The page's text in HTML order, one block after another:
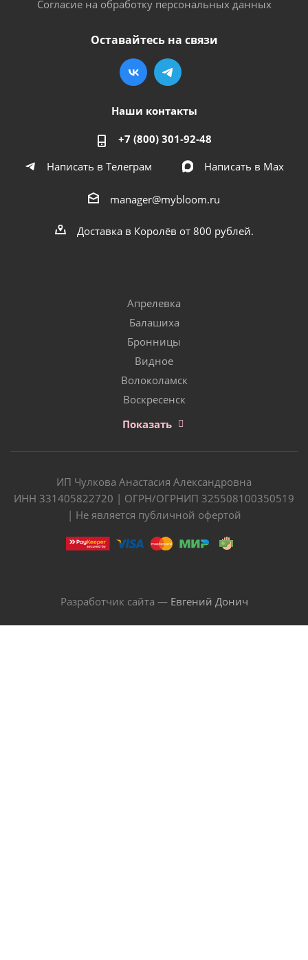
Согласие на обработку персональных данных
Оставайтесь на связи
Наши контакты
+7 (800) 301-92-48
Написать в Телеграм
Написать в Мах
manager@mybloom.ru
Доставка в Королёв от 800 рублей.
Апрелевка
Балашиха
Бронницы
Видное
Волоколамск
Воскресенск
Показать
ИП Чулкова Анастасия Александровна
ИНН 331405822720 | ОГРН/ОГРНИП 325508100350519
| Не является публичной офертой
Разработчик сайта — Евгений Донич